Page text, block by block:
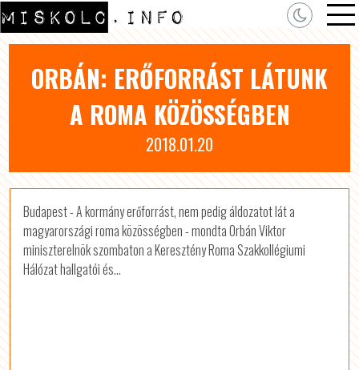
ORBÁN: ERŐFORRÁST LÁTUNK
A ROMA KÖZÖSSÉGBEN
2018.01.20
Budapest - A kormány erőforrást, nem pedig áldozatot lát a
magyarországi roma közösségben - mondta Orbán Viktor
miniszterelnök szombaton a Keresztény Roma Szakkollégiumi
Hálózat hallgatói és...